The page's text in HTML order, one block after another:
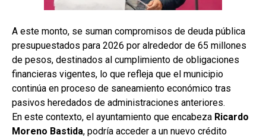
A este monto, se suman compromisos de deuda pública
presupuestados para 2026 por alrededor de 65 millones
de pesos, destinados al cumplimiento de obligaciones
financieras vigentes, lo que refleja que el municipio
continúa en proceso de saneamiento económico tras
pasivos heredados de administraciones anteriores.
En este contexto, el ayuntamiento que encabeza Ricardo
Moreno Bastida, podría acceder a un nuevo crédito